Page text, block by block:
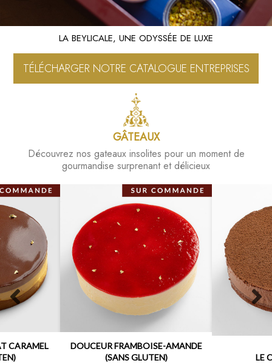
LA BEYLICALE, UNE ODYSSÉE DE LUXE
TÉLÉCHARGER NOTRE CATALOGUE ENTREPRISES
GÂTEAUX
Découvrez nos gateaux insolites pour un moment de
gourmandise surprenant et délicieux
Previous
slide
CARAMEL
DOUCEUR FRAMBOISE-AMANDE
(SANS GLUTEN)
LE